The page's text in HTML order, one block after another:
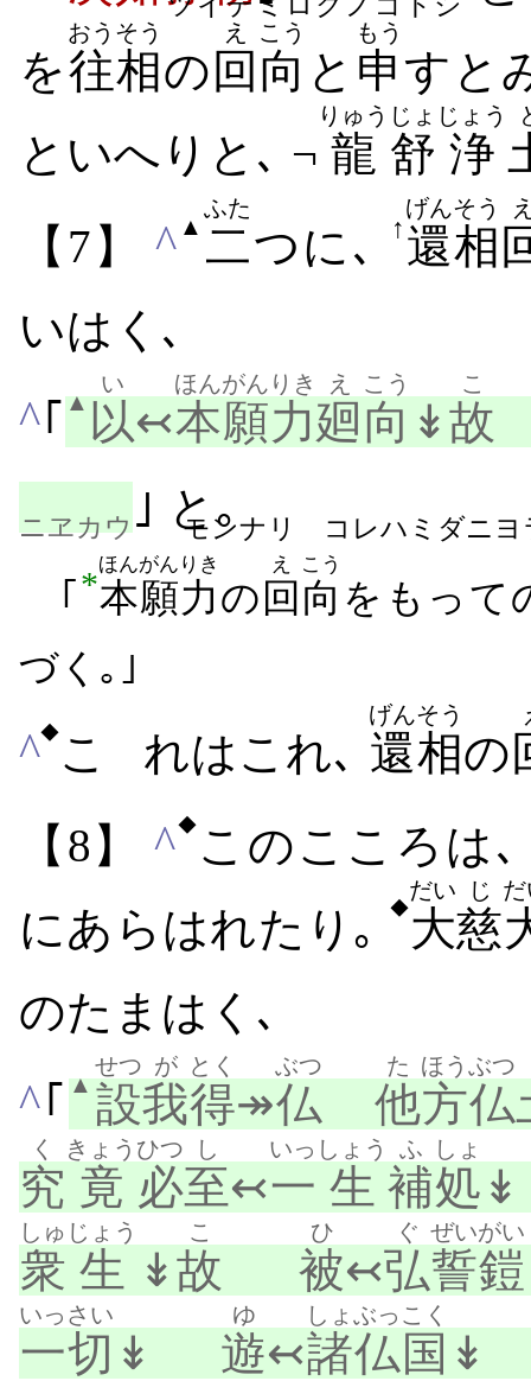
を往相
おうそう
の 回
え
向
こう
と 申
もう
すと
といへりと､ ¬ 龍
りゅう
舒
じょ
浄
じょう
【7】 ^ ▲ 二
ふた
つに､ ↑ 還相
げんそう
いはく､
^｢ ▲ 以
い
↢本願力
ほんがんりき
廻
え
向
こう
↡故
こ
ニヱカウ ｣ と｡
モンナリ コレハミダニヨ
｢ *本願力
ほんがんりき
の 回
え
向
こう
をもって
づく｡｣
^◆ こ れはこれ､ 還相
げんそう
の
【8】 ^◆ このこころは
にあらはれたり｡
◆大
だい
慈
じ
のたまはく､
^｢ ▲設
せつ
我
が
得
とく
↠仏
ぶつ
他
た
方
ほう
仏
ぶつ
究
く
竟
きょう
必
ひつ
至
し
↢一
いっ
生
しょう
補
ふ
処
しょ
衆
しゅ
生
じょう
↡故
こ
被
ひ
↢弘
ぐ
誓
ぜい
鎧
がい
一切
いっさい
↡ 遊
ゆ
↢諸
しょ
仏国
ぶっこく